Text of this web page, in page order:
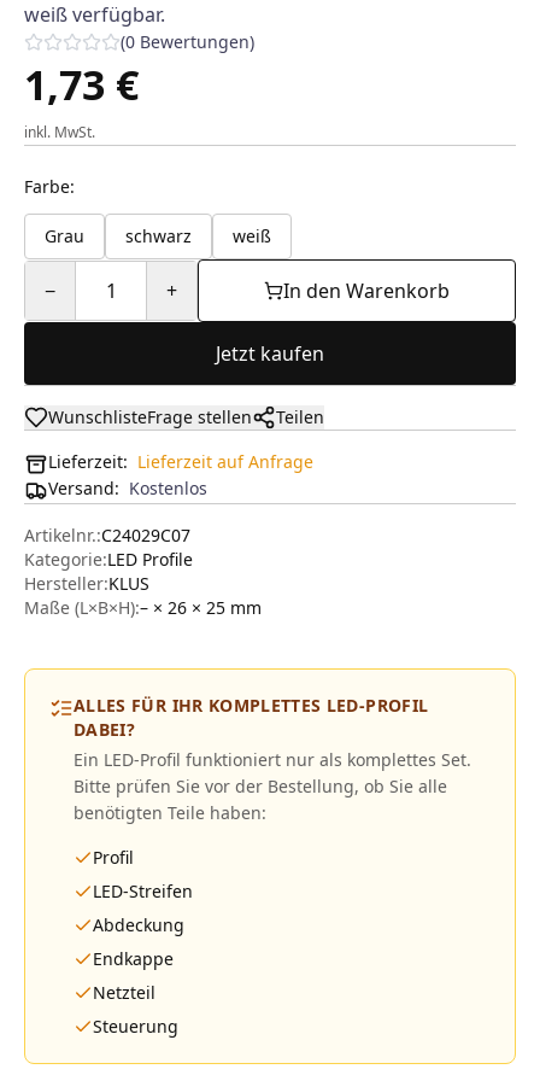
weiß verfügbar.
(0 Bewertungen)
1,73 €
inkl. MwSt.
Farbe:
Grau schwarz weiß
− 1 + In den Warenkorb
Jetzt kaufen
WunschlisteFrage stellen
Teilen
Lieferzeit: Lieferzeit auf Anfrage
Versand: Kostenlos
Artikelnr.:C24029C07
Kategorie:LED Profile
Hersteller:KLUS
Maße (L×B×H):– × 26 × 25 mm
ALLES FÜR IHR KOMPLETTES LED-PROFIL
DABEI?
Ein LED-Profil funktioniert nur als komplettes Set.
Bitte prüfen Sie vor der Bestellung, ob Sie alle
benötigten Teile haben:
Profil
LED-Streifen
Abdeckung
Endkappe
Netzteil
Steuerung